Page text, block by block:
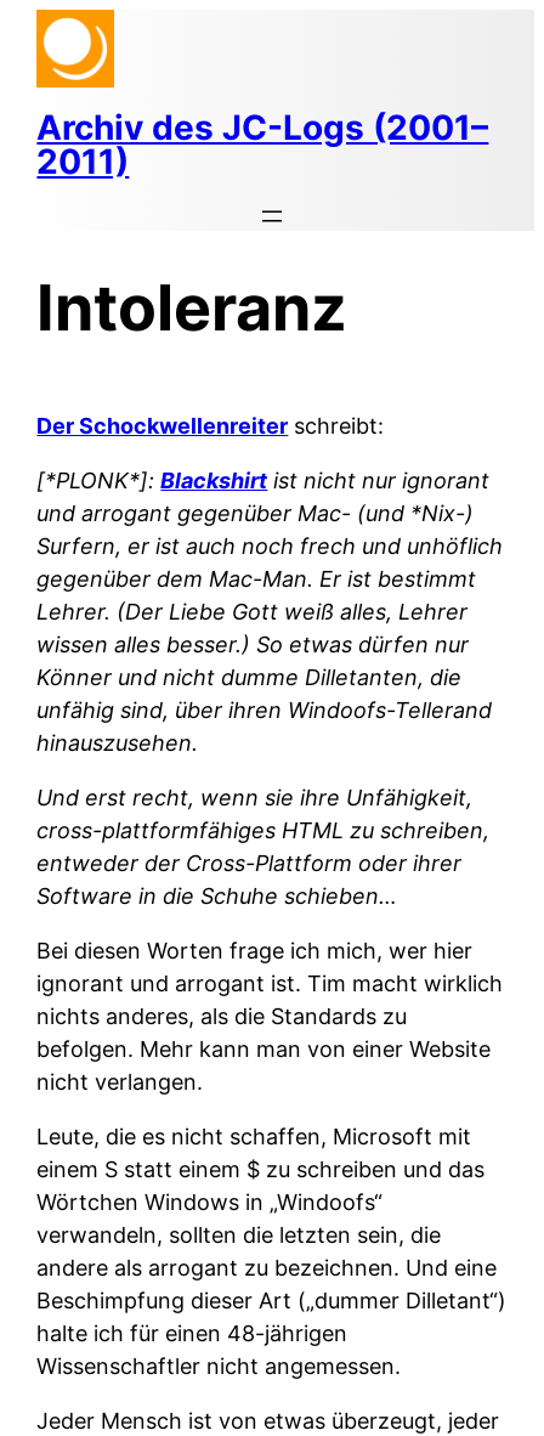
Zum
Inhalt
springen
Archiv des JC-Logs (2001–
2011)
Intoleranz
Der Schockwellenreiter schreibt:
[*PLONK*]:Blackshirt ist nicht nur ignorant
und arrogant gegenüber Mac- (und *Nix-)
Surfern, er ist auch noch frech und unhöflich
gegenüber dem Mac-Man. Er ist bestimmt
Lehrer. (Der Liebe Gott weiß alles, Lehrer
wissen alles besser.) So etwas dürfen nur
Könner und nicht dumme Dilletanten, die
unfähig sind, über ihren Windoofs-Tellerand
hinauszusehen.
Und erst recht, wenn sie ihre Unfähigkeit,
cross-plattformfähiges HTML zu schreiben,
entweder der Cross-Plattform oder ihrer
Software in die Schuhe schieben…
Bei diesen Worten frage ich mich, wer hier
ignorant und arrogant ist. Tim macht wirklich
nichts anderes, als die Standards zu
befolgen. Mehr kann man von einer Website
nicht verlangen.
Leute, die es nicht schaffen, Microsoft mit
einem S statt einem $ zu schreiben und das
Wörtchen Windows in „Windoofs“
verwandeln, sollten die letzten sein, die
andere als arrogant zu bezeichnen. Und eine
Beschimpfung dieser Art („dummer Dilletant“)
halte ich für einen 48-jährigen
Wissenschaftler nicht angemessen.
Jeder Mensch ist von etwas überzeugt, jeder